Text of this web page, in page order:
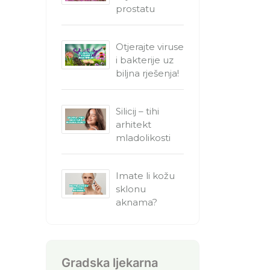
prostatu
Otjerajte viruse
i bakterije uz
biljna rješenja!
Silicij – tihi
arhitekt
mladolikosti
Imate li kožu
sklonu
aknama?
Gradska ljekarna